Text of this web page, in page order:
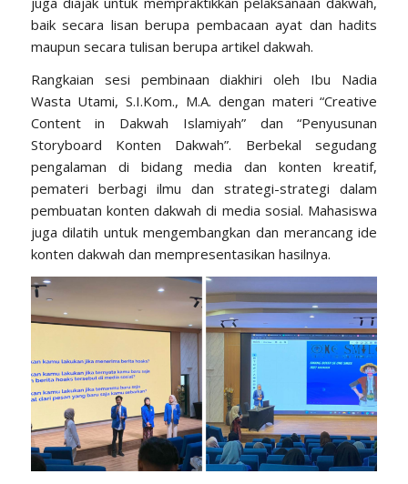
baik secara lisan berupa pembacaan ayat dan hadits
maupun secara tulisan berupa artikel dakwah.
Rangkaian sesi pembinaan diakhiri oleh Ibu Nadia
Wasta Utami, S.I.Kom., M.A. dengan materi “Creative
Content in Dakwah Islamiyah” dan “Penyusunan
Storyboard Konten Dakwah”. Berbekal segudang
pengalaman di bidang media dan konten kreatif,
pemateri berbagi ilmu dan strategi-strategi dalam
pembuatan konten dakwah di media sosial. Mahasiswa
juga dilatih untuk mengembangkan dan merancang ide
konten dakwah dan mempresentasikan hasilnya.